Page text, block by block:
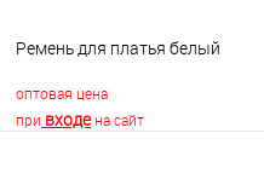
Ремень для платья белый
оптовая цена
при входена сайт